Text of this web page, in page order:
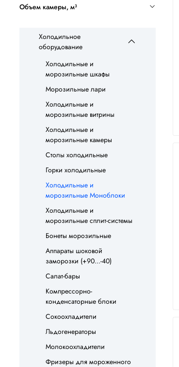
Объем камеры, м³
Холодильное
оборудование
Холодильные и
морозильные шкафы
Морозильные лари
Холодильные и
морозильные витрины
Холодильные и
морозильные камеры
Столы холодильные
Горки холодильные
Холодильные и
морозильные Моноблоки
Холодильные и
морозильные сплит-системы
Бонеты морозильные
Аппараты шоковой
заморозки (+90...-40)
Салат-бары
Компрессорно-
конденсаторные блоки
Сокоохладители
Льдогенераторы
Молокоохладители
Фризеры для мороженного